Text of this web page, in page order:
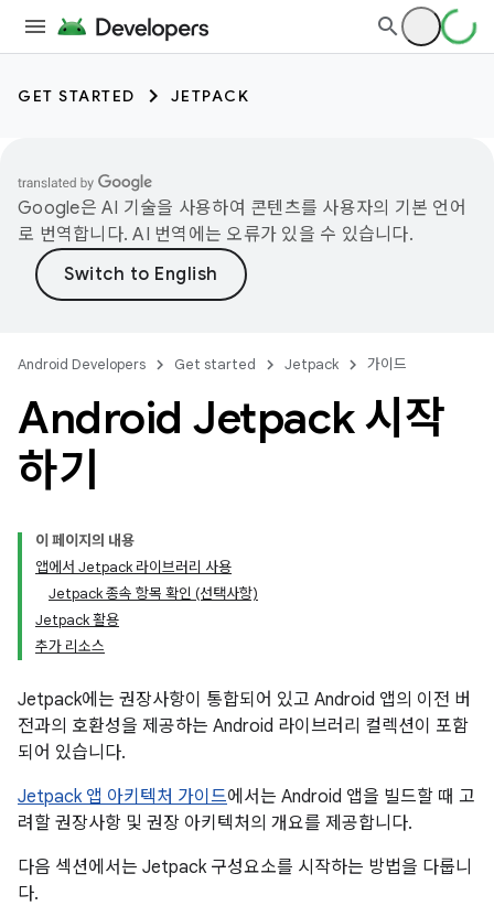
GET STARTED JETPACK
Google은 AI 기술을 사용하여 콘텐츠를 사용자의 기본 언어
로 번역합니다. AI 번역에는 오류가 있을 수 있습니다.
Android Developers Get started Jetpack 가이드
Android Jetpack 시작
하기
이 페이지의 내용
앱에서 Jetpack 라이브러리 사용
Jetpack 종속 항목 확인 (선택사항)
Jetpack 활용
추가 리소스
Jetpack에는 권장사항이 통합되어 있고 Android 앱의 이전 버
전과의 호환성을 제공하는 Android 라이브러리 컬렉션이 포함
되어 있습니다.
Jetpack 앱 아키텍처 가이드에서는 Android 앱을 빌드할 때 고
려할 권장사항 및 권장 아키텍처의 개요를 제공합니다.
다음 섹션에서는 Jetpack 구성요소를 시작하는 방법을 다룹니
다.